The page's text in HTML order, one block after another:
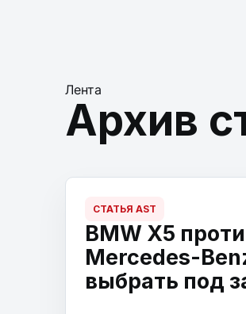
Лента
Архив
СТАТЬЯ AST
BMW X5
Mercedes-
выбрать под